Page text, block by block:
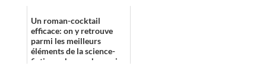
Un roman-cocktail
efficace: on y retrouve
parmi les meilleurs
éléments de la science-
fiction cyberpunk, servis